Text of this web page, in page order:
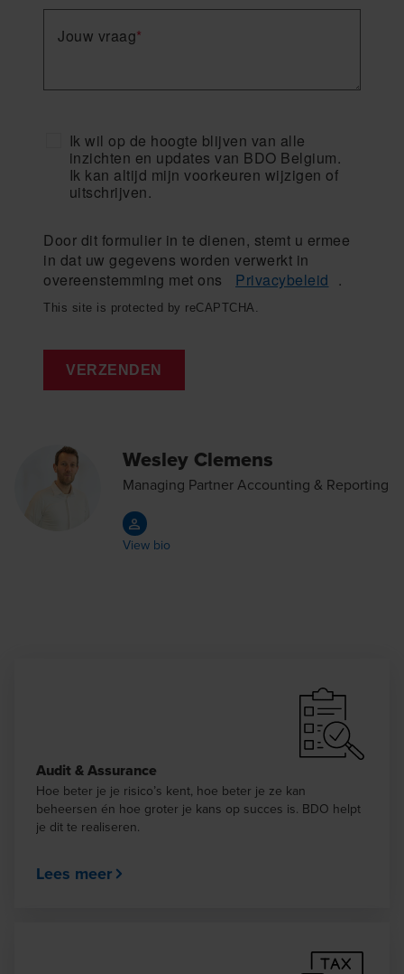
*
Jouw vraag
Ik wil op de hoogte blijven van alle
inzichten en updates van BDO Belgium.
Ik kan altijd mijn voorkeuren wijzigen of
uitschrijven.
Door dit formulier in te dienen, stemt u ermee
in dat uw gegevens worden verwerkt in
overeenstemming met ons
Privacybeleid .
This site is protected by reCAPTCHA.
VERZENDEN
Wesley Clemens
Managing Partner Accounting & Reporting
View bio
Audit & Assurance
Hoe beter je je risico’s kent, hoe beter je ze kan
beheersen én hoe groter je kans op succes is. BDO helpt
je dit te realiseren.
Lees meer